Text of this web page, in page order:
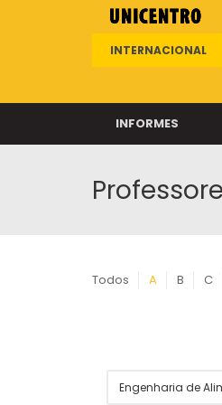
INTERNACIONAL
INFORMES
Todos A B C
Engenharia de